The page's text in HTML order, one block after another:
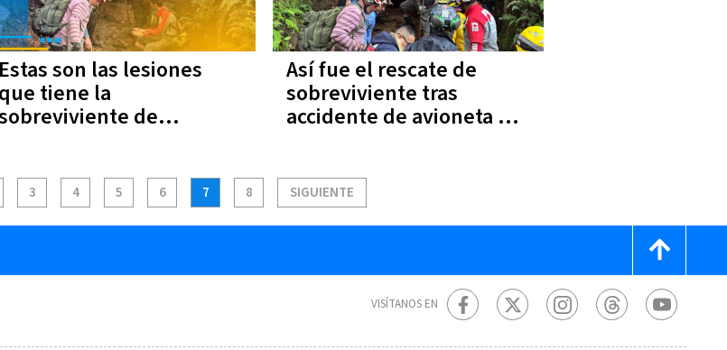
Estas son las lesiones
que tiene la
de
Así fue el rescate de
sobreviviente tras
accidente de avioneta en
3 4 5 6 7 8 SIGUIENTE
VISÍTANOS EN